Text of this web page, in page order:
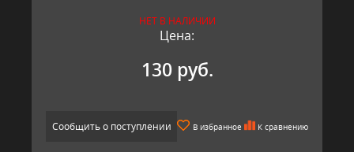
НЕТ В НАЛИЧИИ
Цена:
130 руб.
Сообщить о поступлении В избранное К сравнению